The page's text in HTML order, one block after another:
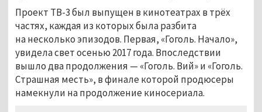
Проект ТВ-3 был выпущен в кинотеатрах в трёх
частях, каждая из которых была разбита
на несколько эпизодов. Первая, «Гоголь. Начало»,
увидела свет осенью 2017 года. Впоследствии
вышло два продолжения — «Гоголь. Вий» и «Гоголь.
Страшная месть», в финале которой продюсеры
намекнули на продолжение киносериала.